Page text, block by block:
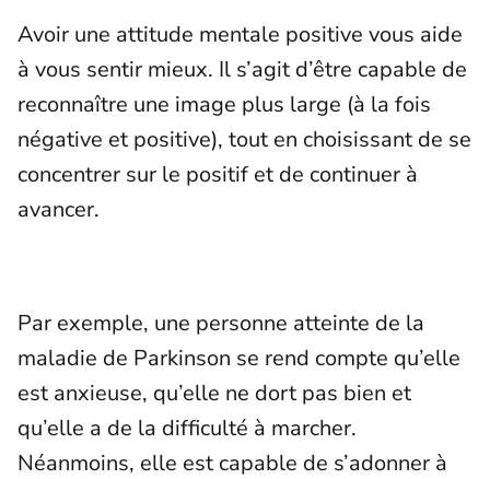
Avoir une attitude mentale positive vous aide
à vous sentir mieux. Il s’agit d’être capable de
reconnaître une image plus large (à la fois
négative et positive), tout en choisissant de se
concentrer sur le positif et de continuer à
avancer.
Par exemple, une personne atteinte de la
maladie de Parkinson se rend compte qu’elle
est anxieuse, qu’elle ne dort pas bien et
qu’elle a de la difficulté à marcher.
Néanmoins, elle est capable de s’adonner à